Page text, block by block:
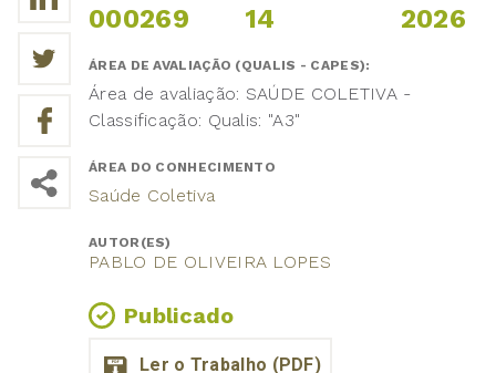
000269 14 2026
ÁREA DE AVALIAÇÃO (QUALIS - CAPES):
Área de avaliação: SAÚDE COLETIVA -
Classificação: Qualis: "A3"
ÁREA DO CONHECIMENTO
Saúde Coletiva
AUTOR(ES)
PABLO DE OLIVEIRA LOPES
Publicado